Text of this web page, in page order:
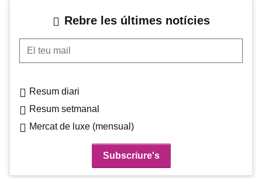
Rebre les últimes notícies
El teu mail
Resum diari
Resum setmanal
Mercat de luxe (mensual)